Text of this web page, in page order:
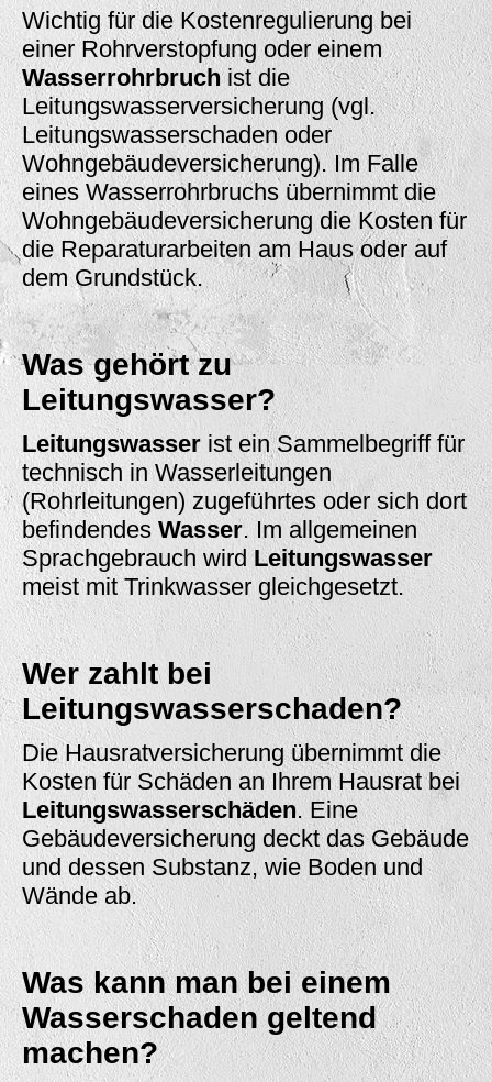
Wichtig für die Kostenregulierung bei
einer Rohrverstopfung oder einem
Wasserrohrbruchist die
Leitungswasserversicherung (vgl.
Leitungswasserschaden oder
Wohngebäudeversicherung). Im Falle
eines Wasserrohrbruchs übernimmt die
Wohngebäudeversicherung die Kosten für
die Reparaturarbeiten am Haus oder auf
dem Grundstück.
Was gehört zu
Leitungswasser?
Leitungswasser ist ein Sammelbegriff für
technisch in Wasserleitungen
(Rohrleitungen) zugeführtes oder sich dort
befindendes Wasser. Im allgemeinen
Sprachgebrauch wirdLeitungswasser
meist mit Trinkwasser gleichgesetzt.
Wer zahlt bei
Leitungswasserschaden?
Die Hausratversicherung übernimmt die
Kosten für Schäden an Ihrem Hausrat bei
Leitungswasserschäden. Eine
Gebäudeversicherung deckt das Gebäude
und dessen Substanz, wie Boden und
Wände ab.
Was kann man bei einem
Wasserschaden geltend
machen?